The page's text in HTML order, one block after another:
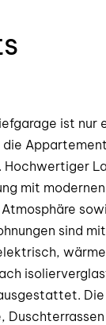
ist nur
Hochwertiger
mit
sind